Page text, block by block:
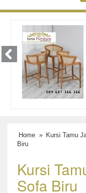
Home » Kursi Tamu
Biru
Kursi
Sofa Biru